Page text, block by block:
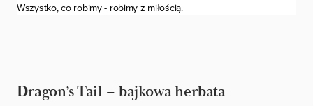
Wszystko, co robimy - robimy z miłością.
Dragon’s Tail – bajkowa herbata